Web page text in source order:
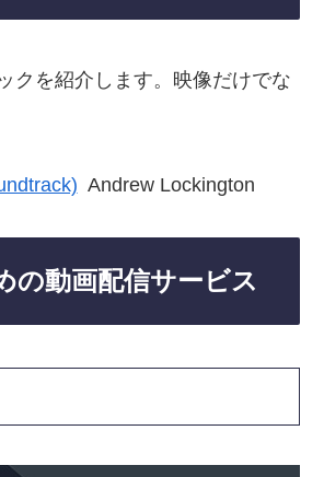
クを紹介します。映像だけでな
Andrew Lockington
の動画配信サービス